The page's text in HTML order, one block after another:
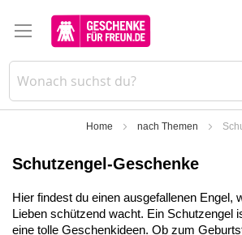
Home nach Themen
Schutzengel-Geschenke
Hier findest du einen ausgefallenen Engel,
Lieben schützend wacht. Ein Schutzengel
eine tolle Geschenkideen. Ob zum